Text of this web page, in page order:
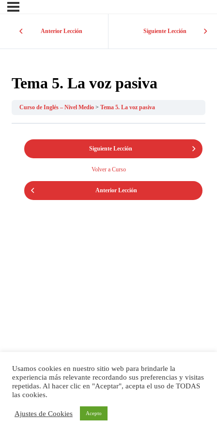
Anterior Lección Siguiente Lección
Tema 5. La voz pasiva
Curso de Inglés – Nivel Medio Tema 5. La voz pasiva
Anterior Lección
Volver a Curso
Siguiente Lección
Usamos cookies en nuestro sitio web para brindarle la
experiencia más relevante recordando sus preferencias y visitas
repetidas. Al hacer clic en "Aceptar", acepta el uso de TODAS
las cookies.
Ajustes de Cookies Acepto
¿Necesita ayuda?